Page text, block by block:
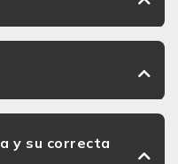
y su correcta